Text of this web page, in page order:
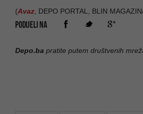
(Avaz , DEPO PORTAL, BLIN
PODIJELI NA
Depo.ba pratite putem društvenih